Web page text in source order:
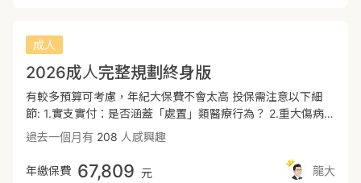
憾）⚠️重大手術及特定醫材補助金年度限3次⚠️門診手術有2-
2-7限制及年度最高8次---📕知識點：什麼是2-2-7、3-3-4-
3？簡易來說就是衛福部健保支付規定的標準第二部第二章第
七節，或者牙科手術第三部第三章第四節之第三項。如果保險
條款當中手術的定義有內含於此，基本上理賠範圍依據這個標
準。2-2-7手術定義範圍：大部分需要開刀、麻醉、縫合。3-
3-4-3牙科下顎範圍等手術。*醫療保險條款中如果擺脫這個定
義，理賠的範圍會更廣喔！一般微創手術以及達文西機械手臂
屬於支付規定第二部第二章第六節處置（2-2-6）---📖『定額
門診有特定處置（特定處置包含2-2-6內中列舉81項） 重大器
附表，但沒有在附表內還是可以比照附表內相當手術比照理賠
⚠️單次住院醫療雜費加上病房費累計不得超過45萬 📖什麼是
2-2-7、2-2-6？ 簡易來說就是衛福部健保支付規定的標準第
二部第二章第七節， 或者牙科手術第三部第三章第四節之第三
項。 如果保險條款當中手術的定義有內含於此，基本上理賠範
圍依據這個標準。 2-2-7手術定義範圍：大部分需要開刀、麻
醉、縫合。 3-3-4-3牙科下顎範圍等手術。 2-2-6非使用手術
成人
2026成人完整規劃終身版
有較多預算可考慮，年紀大保費不會太高 投保需注意以下細
節: 1.實支實付：是否涵蓋「處置」類醫療行為？ 2.重大傷病：
需注意慢性精神病有無被打折理賠？ 3.癌症療程：需注意療程
型癌症險有無理賠併發症？ 4.意外失能：需注意失能額度足不
足額？建議300萬起跳
過去一個月有 208 人感興趣
年繳保費 67,809 元 龍大